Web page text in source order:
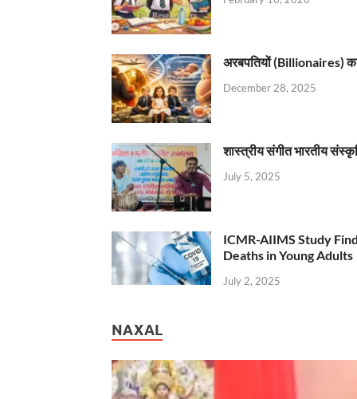
अरबपतियों (Billionaires)
December 28, 2025
शास्त्रीय संगीत भारतीय
July 5, 2025
ICMR-AIIMS Study
Deaths in Young Adults
July 2, 2025
NAXAL